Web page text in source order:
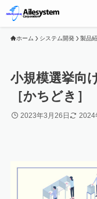
ホーム システム開発 製品
小規模選挙向
［かちどき］
2023年3月26日 2024